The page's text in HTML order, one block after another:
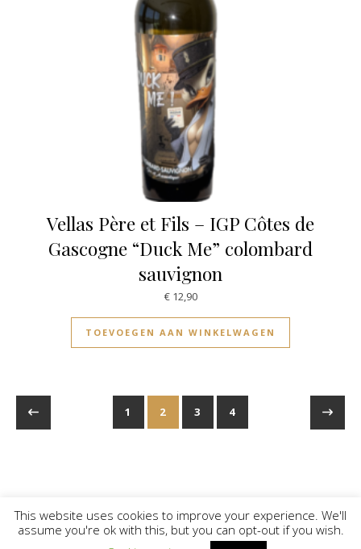
Vellas Père et Fils – IGP Côtes de
Gascogne “Duck Me” colombard
sauvignon
€12,90
TOEVOEGEN AAN WINKELWAGEN
1 2 3 4
© Vinilicious 2026
This website uses cookies to improve your experience. We'll
assume you're ok with this, but you can opt-out if you wish.